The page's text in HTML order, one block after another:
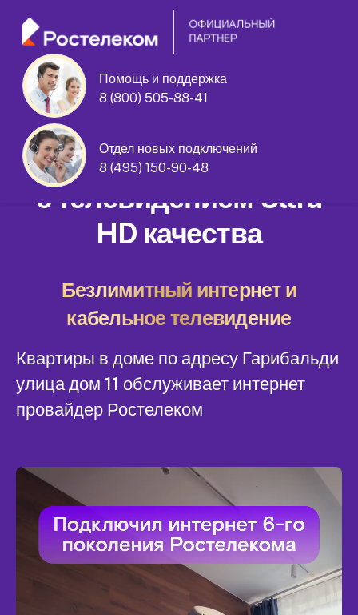
Помощь и поддержка
8 (800) 505-88-41
Отдел новых подключений
8 (495) 150-90-48
Гарибальди улица дом 11
Домашний интернет
с телевидением Ultra
HD качества
Безлимитный интернет и
кабельное телевидение
Квартиры в доме по адресу Гарибальди
улица дом 11 обслуживает интернет
провайдер Ростелеком